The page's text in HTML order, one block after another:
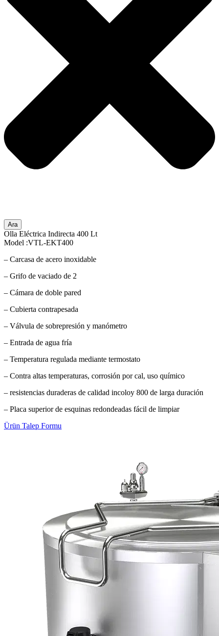
Ara
Olla Eléctrica Indirecta 400 Lt
Model :VTL-EKT400
– Carcasa de acero inoxidable
– Grifo de vaciado de 2
– Cámara de doble pared
– Cubierta contrapesada
– Válvula de sobrepresión y manómetro
– Entrada de agua fría
– Temperatura regulada mediante termostato
– Contra altas temperaturas, corrosión por cal, uso químico
– resistencias duraderas de calidad incoloy 800 de larga duración
– Placa superior de esquinas redondeadas fácil de limpiar
Ürün Talep Formu